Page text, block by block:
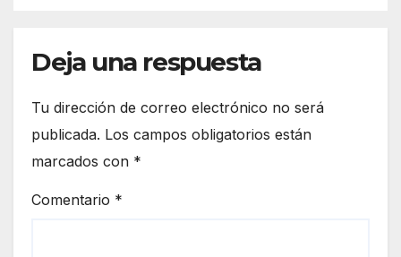
Deja una respuesta
Tu dirección de correo electrónico no será
publicada. Los campos obligatorios están
marcados con *
Comentario *